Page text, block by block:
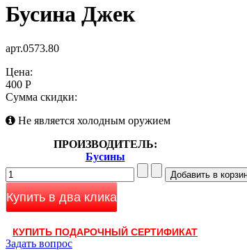
Бусина Джек
арт.0573.80
Цена:
400 Р
Сумма скидки:
Не является холодным оружием
ПРОИЗВОДИТЕЛЬ:
Бусины
Купить в два клика
КУПИТЬ ПОДАРОЧНЫЙ СЕРТИФИКАТ
Задать вопрос